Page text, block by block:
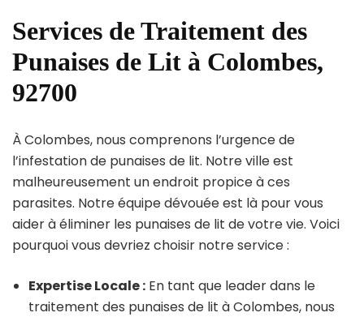
Services de Traitement des
Punaises de Lit à Colombes,
92700
À Colombes, nous comprenons l’urgence de
l’infestation de punaises de lit. Notre ville est
malheureusement un endroit propice à ces
parasites. Notre équipe dévouée est là pour vous
aider à éliminer les punaises de lit de votre vie. Voici
pourquoi vous devriez choisir notre service :
Expertise Locale : En tant que leader dans le
traitement des punaises de lit à Colombes, nous